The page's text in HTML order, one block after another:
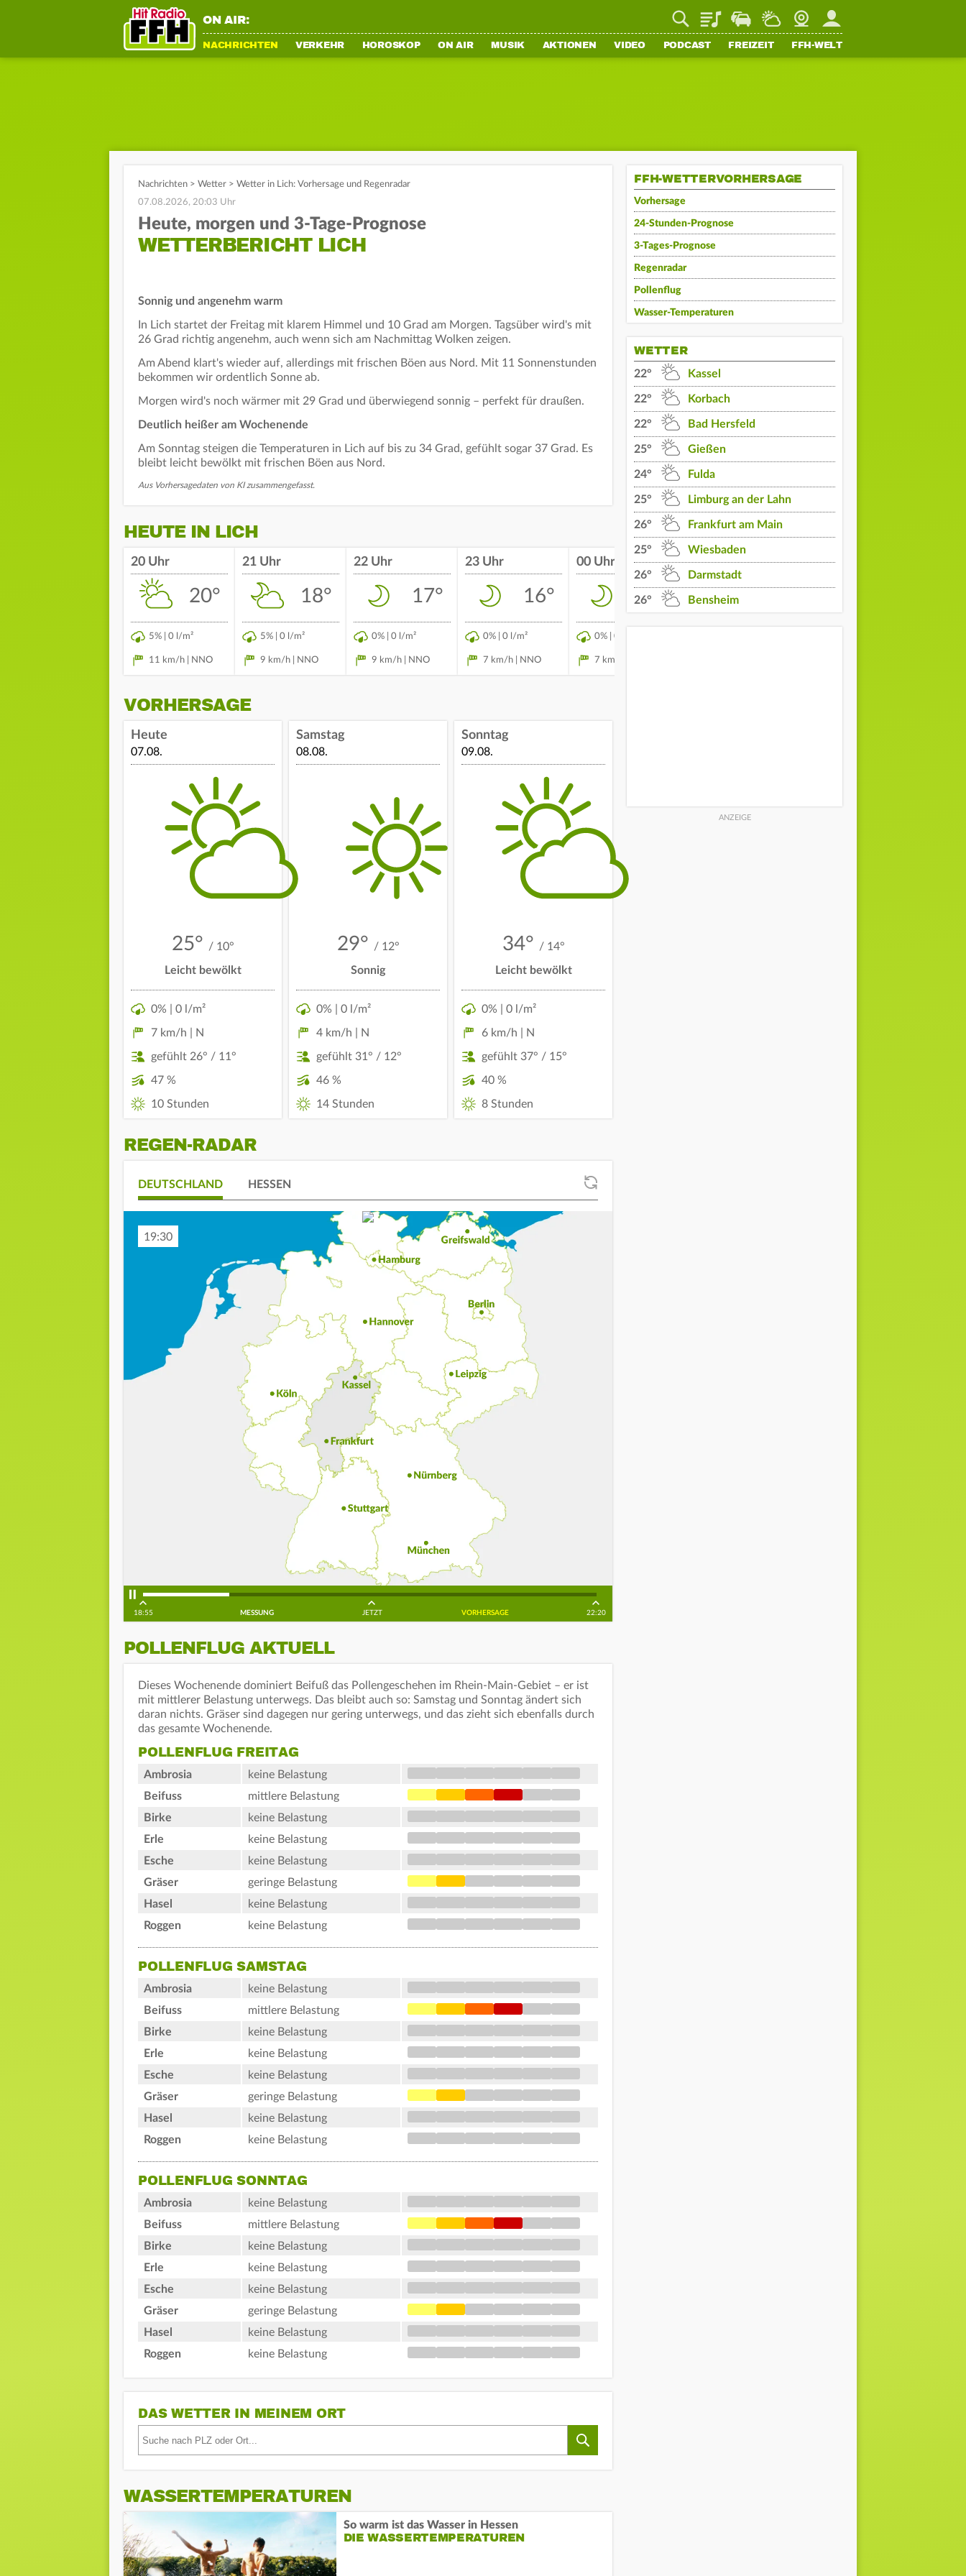
ON AIR: PlaylistStaupilotWetterWebcamMein FFH
NACHRICHTEN VERKEHR HOROSKOP ON AIR MUSIK AKTIONEN VIDEO PODCAST FREIZEIT FFH-WELT
Nachrichten > Wetter > Wetter in Lich: Vorhersage und Regenradar
07.08.2026, 20:03 Uhr
Heute, morgen und 3-Tage-Prognose
WETTERBERICHT LICH
Sonnig und angenehm warm
In Lich startet der Freitag mit klarem Himmel und 10 Grad am Morgen. Tagsüber wird's mit
26 Grad richtig angenehm, auch wenn sich am Nachmittag Wolken zeigen.
Am Abend klart's wieder auf, allerdings mit frischen Böen aus Nord. Mit 11 Sonnenstunden
bekommen wir ordentlich Sonne ab.
Morgen wird's noch wärmer mit 29 Grad und überwiegend sonnig – perfekt für draußen.
Deutlich heißer am Wochenende
Am Sonntag steigen die Temperaturen in Lich auf bis zu 34 Grad, gefühlt sogar 37 Grad. Es
bleibt leicht bewölkt mit frischen Böen aus Nord.
Aus Vorhersagedaten von KI zusammengefasst.
HEUTE IN LICH
20 Uhr
20°
5% | 0 l/m²
11 km/h | NNO
21 Uhr
18°
5% | 0 l/m²
9 km/h | NNO
22 Uhr
17°
0% | 0 l/m²
9 km/h | NNO
23 Uhr
16°
0% | 0 l/m²
7 km/h | NNO
00 Uhr
15°
0% | 0 l/m²
7 km/h | N
01 Uhr 02 Uhr
VORHERSAGE
Heute
07.08.
25° / 10°
Leicht bewölkt
0% | 0 l/m²
7 km/h | N
gefühlt 26° / 11°
47 %
10 Stunden
Samstag
08.08.
29° / 12°
Sonnig
0% | 0 l/m²
4 km/h | N
gefühlt 31° / 12°
46 %
14 Stunden
Sonntag
09.08.
34° / 14°
Leicht bewölkt
0% | 0 l/m²
6 km/h | N
gefühlt 37° / 15°
40 %
8 Stunden
REGEN-RADAR
DEUTSCHLAND HESSEN
19:40
18:55 MESSUNG JETZT VORHERSAGE 22:20
POLLENFLUG AKTUELL
Dieses Wochenende dominiert Beifuß das Pollengeschehen im Rhein-Main-Gebiet – er ist
mit mittlerer Belastung unterwegs. Das bleibt auch so: Samstag und Sonntag ändert sich
daran nichts. Gräser sind dagegen nur gering unterwegs, und das zieht sich ebenfalls durch
das gesamte Wochenende.
POLLENFLUG FREITAG
Ambrosia
keine Belastung
Beifuss
mittlere Belastung
Birke
keine Belastung
Erle
keine Belastung
Esche
keine Belastung
Gräser
geringe Belastung
Hasel
keine Belastung
Roggen
keine Belastung
POLLENFLUG SAMSTAG
Ambrosia
keine Belastung
Beifuss
mittlere Belastung
Birke
keine Belastung
Erle
keine Belastung
Esche
keine Belastung
Gräser
geringe Belastung
Hasel
keine Belastung
Roggen
keine Belastung
POLLENFLUG SONNTAG
Ambrosia
keine Belastung
Beifuss
mittlere Belastung
Birke
keine Belastung
Erle
keine Belastung
Esche
keine Belastung
Gräser
geringe Belastung
Hasel
keine Belastung
Roggen
keine Belastung
DAS WETTER IN MEINEM ORT
WASSERTEMPERATUREN
So warm ist das Wasser in Hessen
DIE WASSERTEMPERATUREN
FFH-WETTERVORHERSAGE
Vorhersage
24-Stunden-Prognose
3-Tages-Prognose
Regenradar
Pollenflug
Wasser-Temperaturen
WETTER
22° Kassel
22° Korbach
22° Bad Hersfeld
25° Gießen
24° Fulda
25° Limburg an der Lahn
26° Frankfurt am Main
25° Wiesbaden
26° Darmstadt
26° Bensheim